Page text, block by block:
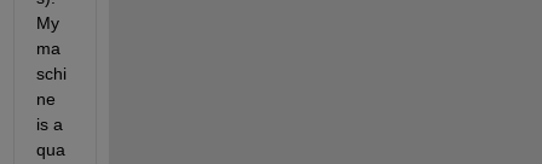
My
ma
schi
ne
is a
qua